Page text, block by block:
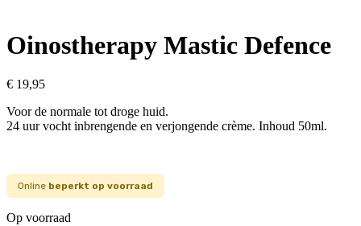
Oinostherapy Mastic Defence
€ 19,95
Voor de normale tot droge huid.
24 uur vocht inbrengende en verjongende crème. Inhoud 50ml.
Online beperkt op voorraad
Op voorraad